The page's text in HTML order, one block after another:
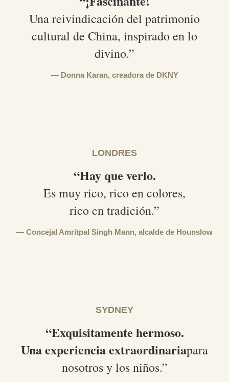
Una reivindicación del patrimonio
cultural de China, inspirado en lo
divino.”
Donna Karan, creadora de DKNY
LONDRES
“Hay que verlo.
Es muy rico, rico en colores,
rico en tradición.”
Concejal Amritpal Singh Mann, alcalde de Hounslow
SYDNEY
“Exquisitamente hermoso.
Una experiencia extraordinariapara
nosotros y los niños.”